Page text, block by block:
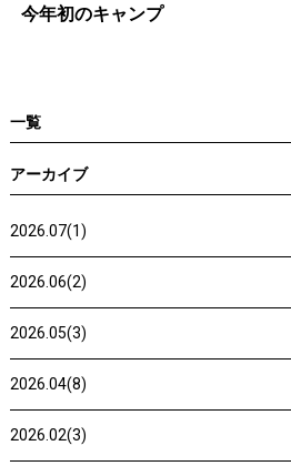
今年初のキャンプ
一覧
アーカイブ
2026.07(1)
2026.06(2)
2026.05(3)
2026.04(8)
2026.02(3)